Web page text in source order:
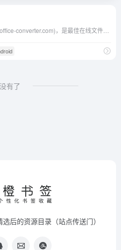
没有了
后的资源目录（站点传送门）